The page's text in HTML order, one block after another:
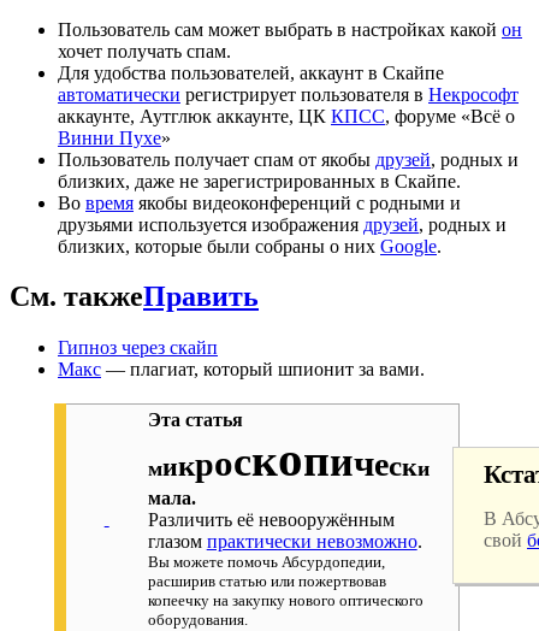
Пользователь сам может выбрать в настройках какой он
хочет получать спам.
Для удобства пользователей, аккаунт в Скайпе
автоматически регистрирует пользователя в Некрософт
аккаунте, Аутглюк аккаунте, ЦК КПСС, форуме «Всё о
Винни Пухе»
Пользователь получает спам от якобы друзей, родных и
близких, даже не зарегистрированных в Скайпе.
Во время якобы видеоконференций с родными и
друзьями используется изображения друзей, родных и
близких, которые были собраны о них Google.
См. такжеПравить
Гипноз через скайп
Макс — плагиат, который шпионит за вами.
Эта статья
микроскопически
мала.
Различить её невооружённым
глазом практически невозможно.
Вы можете помочь Абсурдопедии,
расширив статью или пожертвовав
копеечку на закупку нового оптического
оборудования.
В
свой